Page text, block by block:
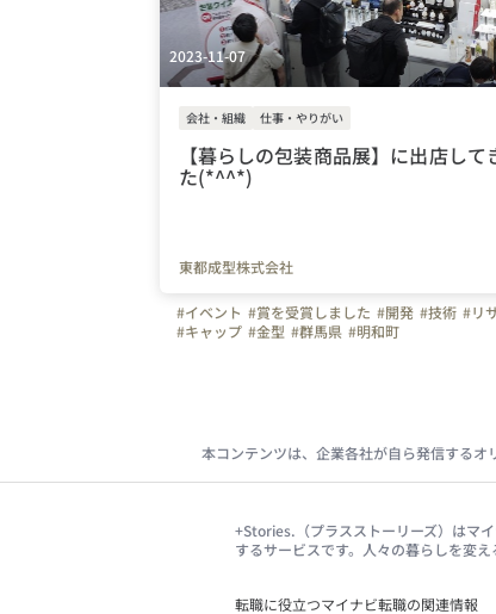
2023-11-07
会社・組織 仕事・やりがい
【暮らしの包装商品展】に出店して
た(*^^*)
東都成型株式会社
#イベント #賞を受賞しました #開発 #技術 #リ
#キャップ #金型 #群馬県 #明和町
本コンテンツは、企業各社が自ら発信するオ
+Stories.（プラスストーリーズ）はマ
するサービスです。人々の暮らしを変
転職に役立つマイナビ転職の関連情報